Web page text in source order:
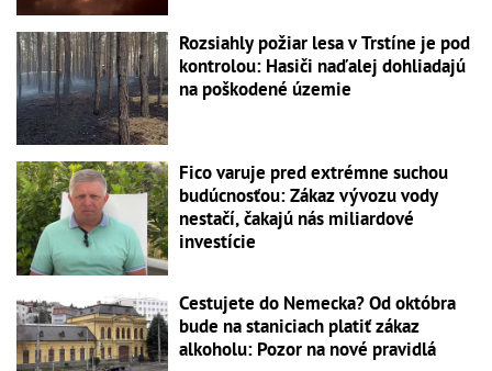
Rozsiahly požiar lesa v Trstíne je pod
kontrolou: Hasiči naďalej dohliadajú
na poškodené územie
Fico varuje pred extrémne suchou
budúcnosťou: Zákaz vývozu vody
nestačí, čakajú nás miliardové
investície
Cestujete do Nemecka? Od októbra
bude na staniciach platiť zákaz
alkoholu: Pozor na nové pravidlá